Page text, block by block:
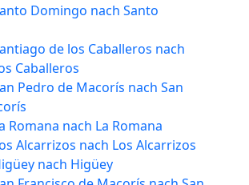
Domingo nach Santo
de los Caballeros nach
Caballeros
Pedro de Macorís nach San
Romana nach La Romana
Alcarrizos nach Los Alcarrizos
nach Higüey